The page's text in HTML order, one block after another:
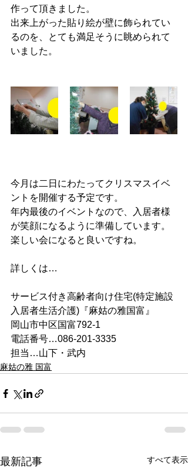
作って頂きました。
出来上がった貼り絵が壁に飾られてい
るのを、とても満足そうに眺められて
いました。
今月は二日にわたってクリスマスイベ
ントを開催する予定です。
年内最後のイベントなので、入居者様
が笑顔になるように準備しています。
楽しい会になると良いですね。
詳しくは…
サービス付き高齢者向け住宅(特定施設
入居者生活介護)『麻姑の雅国富』
岡山市中区国富792-1
電話番号…086-201-3335
担当…山下・武内
麻姑の雅 国富
最新記事 すべて表示